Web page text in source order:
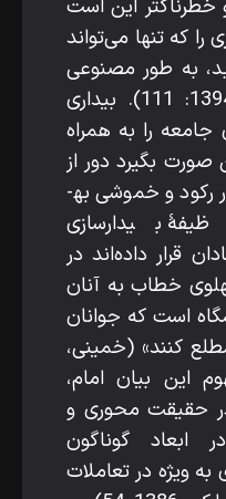
خطرناک­تر این است
که تنها می‌تواند
به­ طور مصنوعی
بازتولید کند (یاسپرس، 1394: 111). بیداری
جامعه را به همراه
بگیرد دور از
انتظار نیست که جامعه در رکود و خموشی به­
بیدارسازی
قرار داده‌اند در
خطاب به آنان
است که جوانان
کنند» (خمینی،
مفهوم این بیان امام،
در حقیقت­ محوری و
ابعاد گوناگون
ویژه در تعاملات